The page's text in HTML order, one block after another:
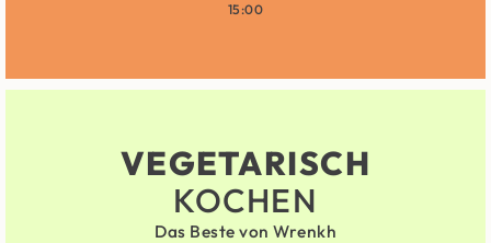
15:00
VEGETARISCH
KOCHEN
Das Beste von Wrenkh